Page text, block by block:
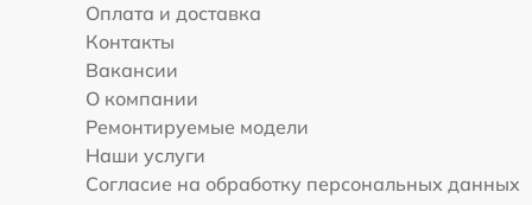
Оплата и доставка
Контакты
Вакансии
О компании
Ремонтируемые модели
Наши услуги
Согласие на обработку персональных данных